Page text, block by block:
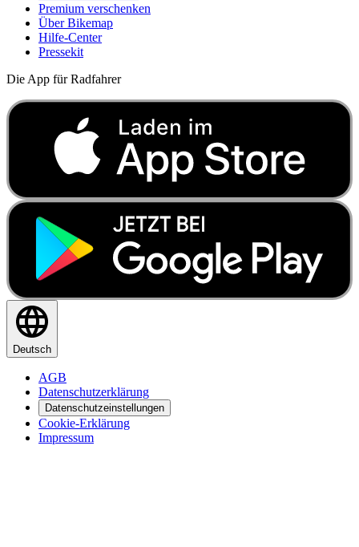
Premium verschenken
Über Bikemap
Hilfe-Center
Pressekit
Die App für Radfahrer
Deutsch
AGB
Datenschutzerklärung
Datenschutzeinstellungen
Cookie-Erklärung
Impressum